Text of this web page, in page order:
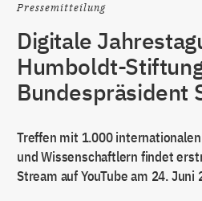
Pressemitteilung
Digitale
Humboldt-
Bundespräsident
Treffen mit 1.000
und Wissenschaftlern findet
Stream auf YouTube am 24. Juni